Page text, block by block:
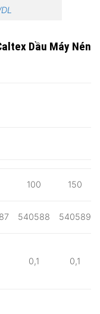
Dầu Máy Nén
100 150
540588 540589
0,1 0,1